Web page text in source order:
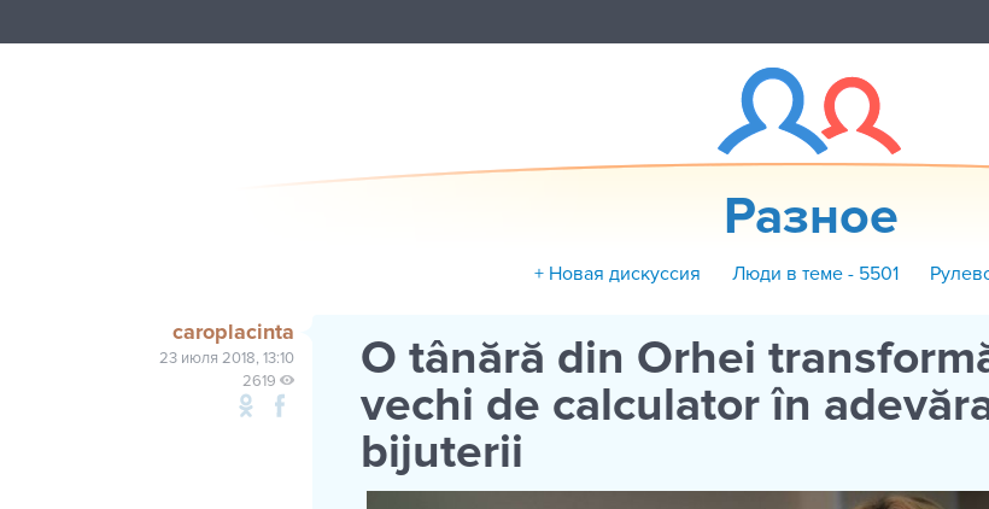
Разное
+ Новая дискуссия Люди в теме - 5501
caroplacinta
23 июля 2018, 13:10
2619
O tânără din Orhei
vechi de calculator în
bijuterii